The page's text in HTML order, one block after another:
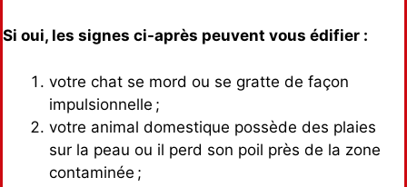
Si oui, les signes ci-après peuvent vous édifier :
votre chat se mord ou se gratte de façon
impulsionnelle ;
votre animal domestique possède des plaies
sur la peau ou il perd son poil près de la zone
contaminée ;